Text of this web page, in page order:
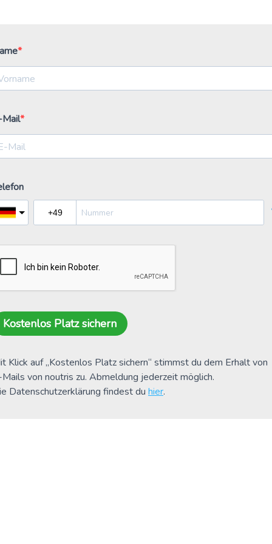
Mail
Kostenlos Platz sichern
Klick auf „Kostenlos Platz sichern“ stimmst du dem Erhalt von
von noutris zu. Abmeldung jederzeit möglich.
Datenschutzerklärung findest du hier.